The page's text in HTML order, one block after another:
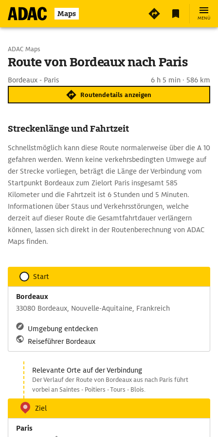
Maps MENÜ
Start wählen
ADAC Maps
Route von Bordeaux nach Paris
Bordeaux - Paris 6 h 5 min · 586 km
Routendetails anzeigen
Streckenlänge und Fahrtzeit
Schnellstmöglich kann diese Route normalerweise über die A 10
gefahren werden. Wenn keine verkehrsbedingten Umwege auf
der Strecke vorliegen, beträgt die Länge der Verbindung vom
Startpunkt Bordeaux zum Zielort Paris insgesamt 585
Kilometer und die Fahrtzeit ist 6 Stunden und 5 Minuten.
Informationen über Staus und Verkehrsstörungen, welche
derzeit auf dieser Route die Gesamtfahrtdauer verlängern
können, lassen sich direkt in der Routenberechnung von ADAC
Maps finden.
Start
Bordeaux
33080 Bordeaux, Nouvelle-Aquitaine, Frankreich
Umgebung entdecken
Reiseführer Bordeaux
Relevante Orte auf der Verbindung
Der Verlauf der Route von Bordeaux aus nach Paris führt
vorbei an Saintes - Poitiers - Tours - Blois.
Ziel
Paris